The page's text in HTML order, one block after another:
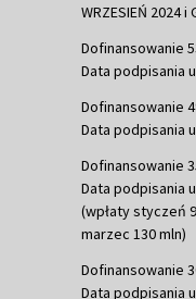
WRZESIEŃ 2024 i
Dofinansowanie
Data podpisania
Dofinansowanie
Data podpisania
Dofinansowanie
Data podpisania
(wpłaty styczeń
marzec 130 mln)
Dofinansowanie
Data podpisania